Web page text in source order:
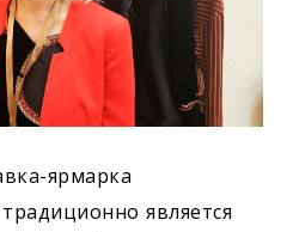
ярмарка
является